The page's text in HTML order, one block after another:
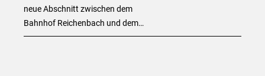
neue Abschnitt zwischen dem
Bahnhof Reichenbach und dem…